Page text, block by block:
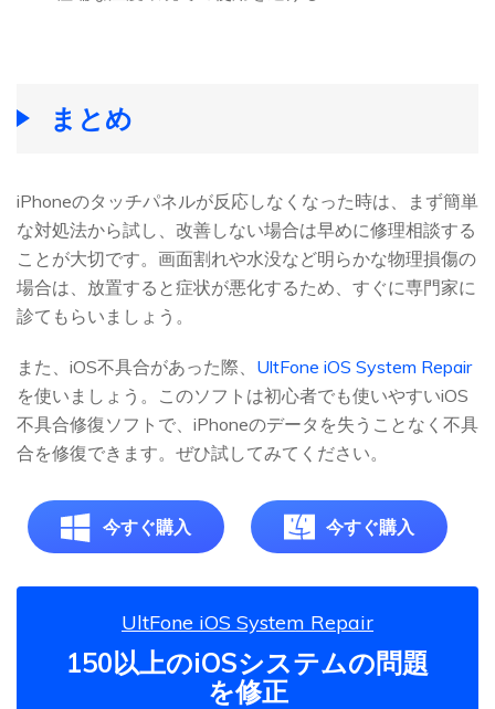
まとめ
iPhoneのタッチパネルが反応しなくなった時は、まず簡単
な対処法から試し、改善しない場合は早めに修理相談する
ことが大切です。画面割れや水没など明らかな物理損傷の
場合は、放置すると症状が悪化するため、すぐに専門家に
診てもらいましょう。
また、iOS不具合があった際、 UltFone iOS System Repair
を使いましょう。このソフトは初心者でも使いやすいiOS
不具合修復ソフトで、iPhoneのデータを失うことなく不具
合を修復できます。ぜひ試してみてください。
今すぐ購入 今すぐ購入
UltFone iOS System Repair
150以上のiOSシステムの問題
を修正